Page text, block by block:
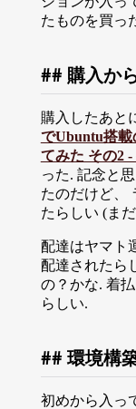
たものを買っ
購入か
購入したあと
でUbuntu搭載
てみた その2
った. 記念と
たのだけど、
たらしい (ま
配達はヤマト
配達されたら
の？かな. 着
らしい.
環境構
初めから入っ